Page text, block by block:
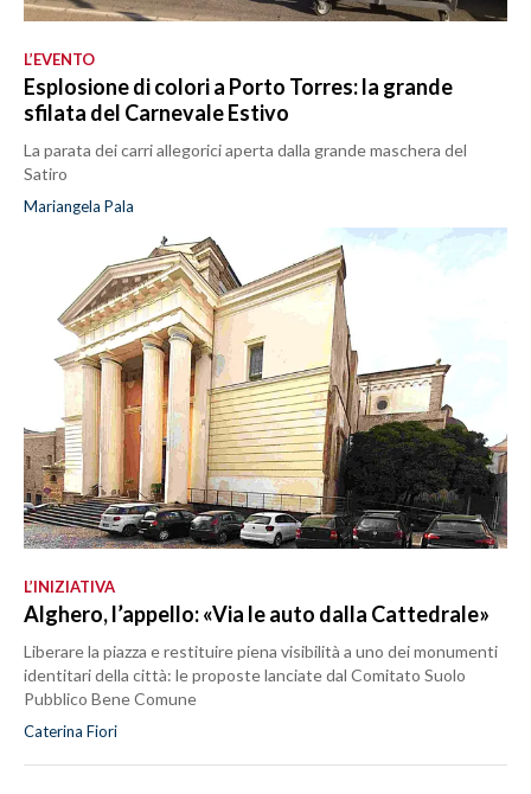
L’EVENTO
Esplosione di colori a Porto Torres: la grande
sfilata del Carnevale Estivo
La parata dei carri allegorici aperta dalla grande maschera del
Satiro
Mariangela Pala
L’INIZIATIVA
Alghero, l’appello: «Via le auto dalla Cattedrale»
Liberare la piazza e restituire piena visibilità a uno dei monumenti
identitari della città: le proposte lanciate dal Comitato Suolo
Pubblico Bene Comune
Caterina Fiori